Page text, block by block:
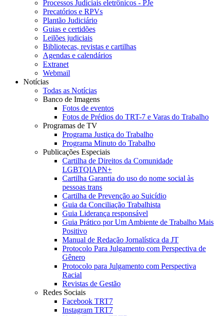
Processos Judiciais eletrônicos - PJe
Precatórios e RPVs
Plantão Judiciário
Guias e certidões
Leilões judiciais
Bibliotecas, revistas e cartilhas
Agendas e calendários
Extranet
Webmail
Notícias
Todas as Notícias
Banco de Imagens
Fotos de eventos
Fotos de Prédios do TRT-7 e Varas do Trabalho
Programas de TV
Programa Justiça do Trabalho
Programa Minuto do Trabalho
Publicações Especiais
Cartilha de Direitos da Comunidade
LGBTQIAPN+
Cartilha Garantia do uso do nome social às
pessoas trans
Cartilha de Prevenção ao Suicídio
Guia da Conciliação Trabalhista
Guia Liderança responsável
Guia Prático por Um Ambiente de Trabalho Mais
Positivo
Manual de Redação Jornalística da JT
Protocolo Para Julgamento com Perspectiva de
Gênero
Protocolo para Julgamento com Perspectiva
Racial
Revistas de Gestão
Redes Sociais
Facebook TRT7
Instagram TRT7